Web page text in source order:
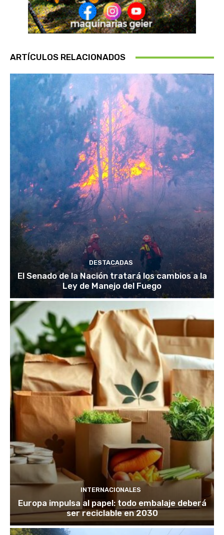
ARTÍCULOS RELACIONADOS
DESTACADAS
El Senado de la Nación tratará los cambios a la
Ley de Manejo del Fuego
INTERNACIONALES
Europa impulsa al papel: todo embalaje deberá
ser reciclable en 2030